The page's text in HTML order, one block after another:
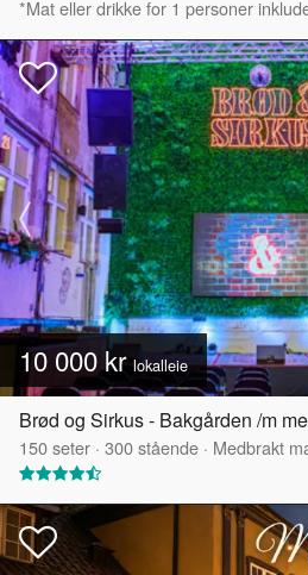
*Mat eller drikke for 1 personer
10 000 kr lokalleie
Brød og Sirkus - Bakgården /m
150seter · 300stående · Medbrakt